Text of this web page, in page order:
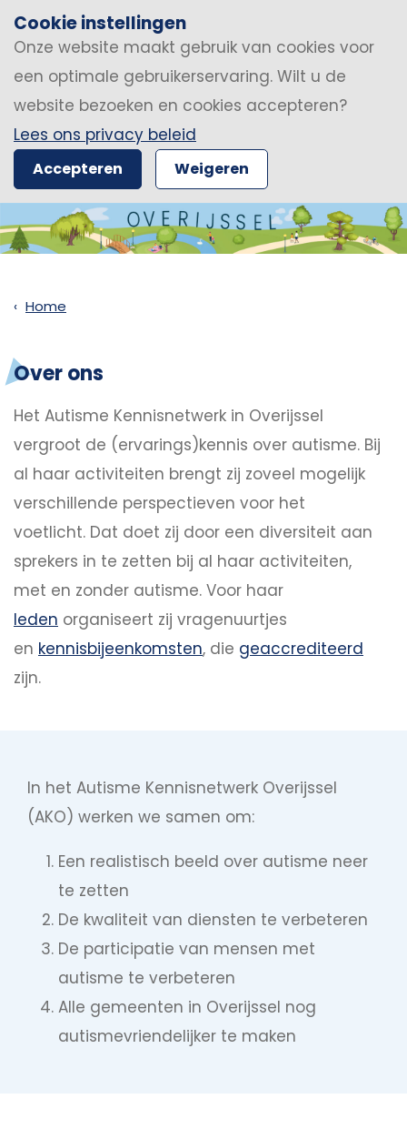
Cookie instellingen
Onze website maakt gebruik van cookies voor
een optimale gebruikerservaring. Wilt u de
website bezoeken en cookies accepteren?
Lees ons privacy beleid
Accepteren Weigeren
Home
Over ons
Het Autisme Kennisnetwerk in Overijssel
vergroot de (ervarings)kennis over autisme. Bij
al haar activiteiten brengt zij zoveel mogelijk
verschillende perspectieven voor het
voetlicht. Dat doet zij door een diversiteit aan
sprekers in te zetten bij al haar activiteiten,
met en zonder autisme. Voor haar
leden organiseert zij vragenuurtjes
en kennisbijeenkomsten, die geaccrediteerd
zijn.
In het Autisme Kennisnetwerk Overijssel
(AKO) werken we samen om:
Een realistisch beeld over autisme neer
te zetten
De kwaliteit van diensten te verbeteren
De participatie van mensen met
autisme te verbeteren
Alle gemeenten in Overijssel nog
autismevriendelijker te maken